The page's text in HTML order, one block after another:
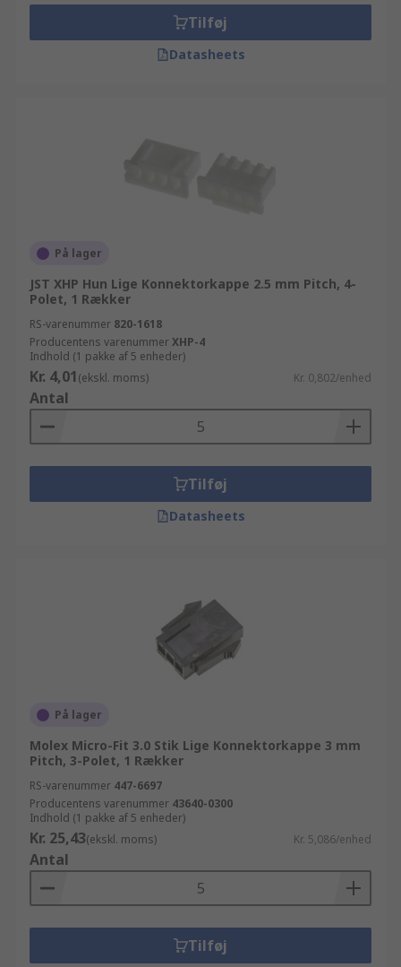
elektronikkomponenter, strømforsyning og
konnektor produkter, inklusive stik, klemmer og
terminaler og andre printkonnektor
online, går fra JAE til HARWIN. RS tilbyder hurtig
og enkel bestilling, så du nemt kan browse og
Tilføj
Datasheets
På lager
JST XHP Hun Lige Konnektorkappe 2.5 mm Pitch, 4-
Polet, 1 Rækker
RS-varenummer 820-1618
Producentens varenummerXHP-4
Indhold (1 pakke af 5 enheder)
Kr. 4,01(ekskl. moms) Kr. 0,802/enhed
Antal
Tilføj
Datasheets
På lager
Molex Micro-Fit 3.0 Stik Lige Konnektorkappe 3 mm
Pitch, 3-Polet, 1 Rækker
RS-varenummer 447-6697
Producentens varenummer 43640-0300
Indhold (1 pakke af 5 enheder)
Kr. 25,43(ekskl. moms) Kr. 5,086/enhed
Antal
Tilføj